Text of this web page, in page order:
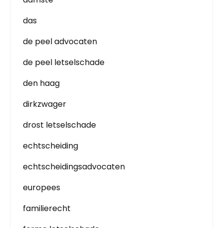
das
de peel advocaten
de peel letselschade
den haag
dirkzwager
drost letselschade
echtscheiding
echtscheidingsadvocaten
europees
familierecht